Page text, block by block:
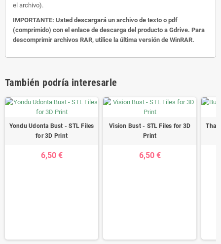
el archivo).
IMPORTANTE: Usted descargará un archivo de texto o pdf
(comprimido) con el enlace de descarga del producto a Gdrive. Para
descomprimir archivos RAR, utilice la última versión de WinRAR.
También podría interesarle
Yondu Udonta Bust - STL Files
for 3D Print
6,50 €
Vision Bust - STL Files for 3D
Print
6,50 €